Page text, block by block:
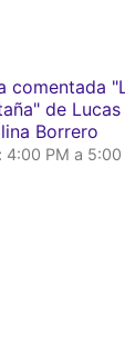
comentada
de
Borrero
4:00 PM a 5:00